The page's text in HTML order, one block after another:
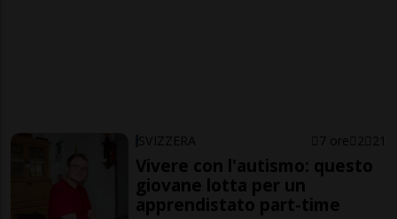
SVIZZERA 7 ore 2 21
Vivere con l'autismo: questo
giovane lotta per un
apprendistato part-time